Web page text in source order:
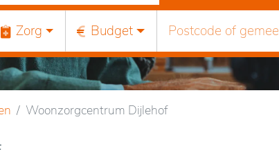
Zorg Budget
Woonzorgcentrum Dijlehof